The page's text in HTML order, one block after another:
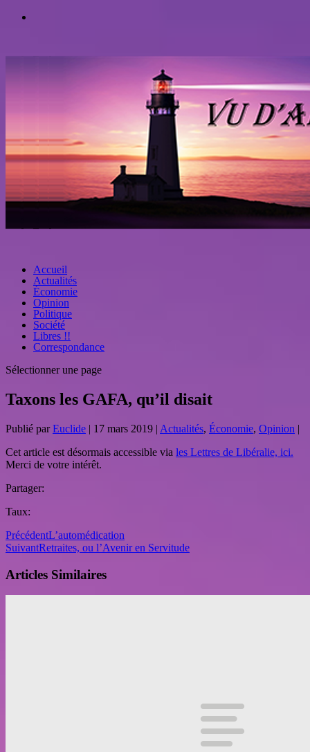
Accueil
Actualités
Économie
Opinion
Politique
Société
Libres !!
Correspondance
Sélectionner une page
Taxons les GAFA, qu’il disait
Publié parEuclide | 17 mars 2019 | Actualités, Économie, Opinion |
Cet article est désormais accessible via les Lettres de Libéralie, ici.
Merci de votre intérêt.
Partager:
Taux:
PrécédentL’automédication
SuivantRetraites, ou l’Avenir en Servitude
Articles Similaires